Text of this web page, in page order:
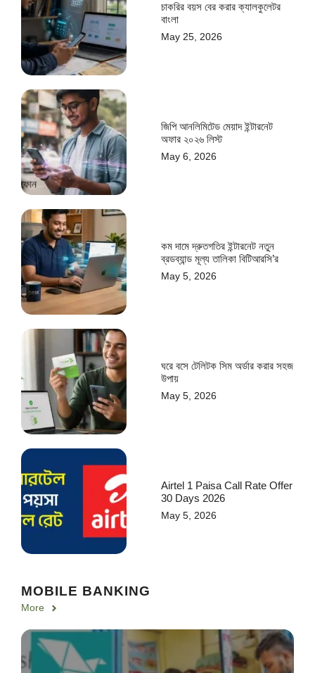
চাকরির বয়স বের করার ক্যালকুলেটর
বাংলা
May 25, 2026
জিপি আনলিমিটেড মেয়াদ ইন্টারনেট
অফার ২০২৬ লিস্ট
May 6, 2026
কম দামে দ্রুতগতির ইন্টারনেট নতুন
ব্রডব্যান্ড মূল্য তালিকা বিটিআরসি’র
May 5, 2026
ঘরে বসে টেলিটক সিম অর্ডার করার সহজ
উপায়
May 5, 2026
Airtel 1 Paisa Call Rate Offer
30 Days 2026
May 5, 2026
MOBILE BANKING
More